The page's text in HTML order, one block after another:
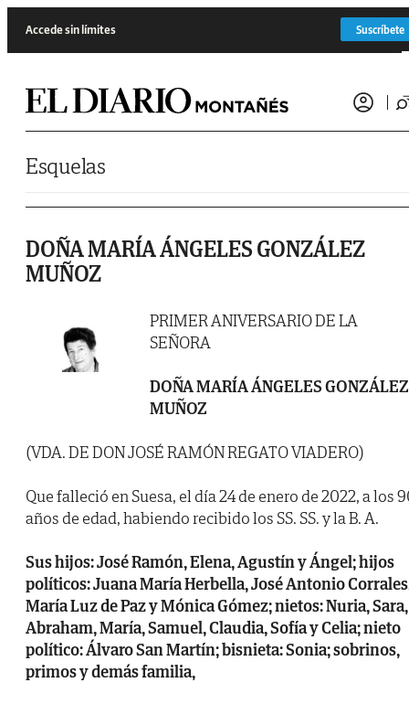
Accede sin límites Suscríbete
Esquelas
DOÑA MARÍA ÁNGELES GONZÁLEZ
MUÑOZ
PRIMER ANIVERSARIO DE LA
SEÑORA
DOÑA MARÍA ÁNGELES GONZÁLEZ
MUÑOZ
(VDA. DE DON JOSÉ RAMÓN REGATO VIADERO)
Que falleció en Suesa, el día 24 de enero de 2022, a los
años de edad, habiendo recibido los SS. SS. y la B. A.
Sus hijos: José Ramón, Elena, Agustín y Ángel; hijos
políticos: Juana María Herbella, José Antonio
María Luz de Paz y Mónica Gómez; nietos: Nuria, Sara,
Abraham, María, Samuel, Claudia, Sofía y Celia; nieto
político: Álvaro San Martín; bisnieta: Sonia; sobrinos,
primos y demás familia,